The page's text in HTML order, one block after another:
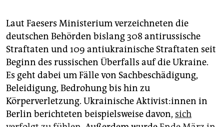
Laut Faesers Ministerium verzeichneten die
deutschen Behörden bislang 308 antirussische
Straftaten und 109 antiukrainische Straftaten seit
Beginn des russischen Überfalls auf die Ukraine.
Es geht dabei um Fälle von Sachbeschädigung,
Beleidigung, Bedrohung bis hin zu
Körperverletzung. Ukrainische Ak­ti­vis­t:in­nen in
Berlin berichteten beispielsweise davon, sich